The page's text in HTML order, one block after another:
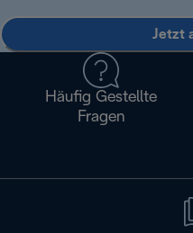
Jetzt
Häufig Gestellte
Fragen